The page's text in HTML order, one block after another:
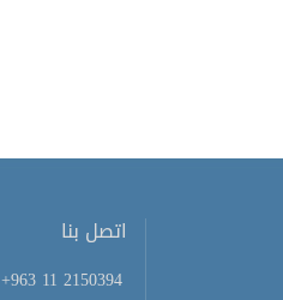
اتصل بنا
+963 11 2150394